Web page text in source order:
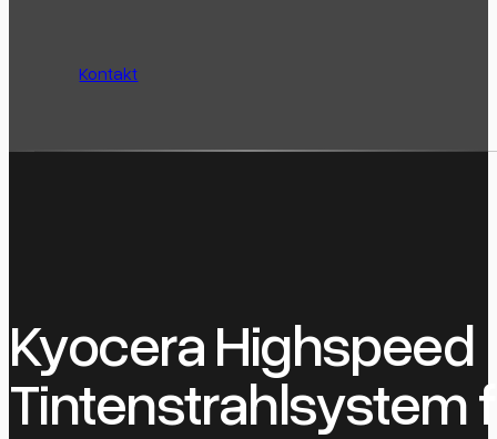
Kontakt
Kyocera Highspeed
Tintenstrahlsystem